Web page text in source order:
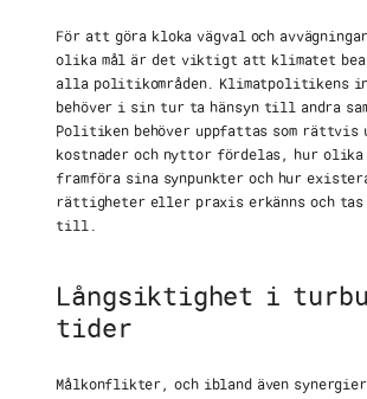
För att göra kloka vägval och
olika mål är det viktigt att klimatet
alla politikområden. Klimatpolitikens
behöver i sin tur ta hänsyn till andra
Politiken behöver uppfattas som
kostnader och nyttor fördelas, hur olika
framföra sina synpunkter och hur
rättigheter eller praxis erkänns och tas
till.
Långsiktighet i
tider
Målkonflikter, och ibland även